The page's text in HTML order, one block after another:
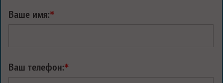
Ваше имя:*
Ваш телефон:*